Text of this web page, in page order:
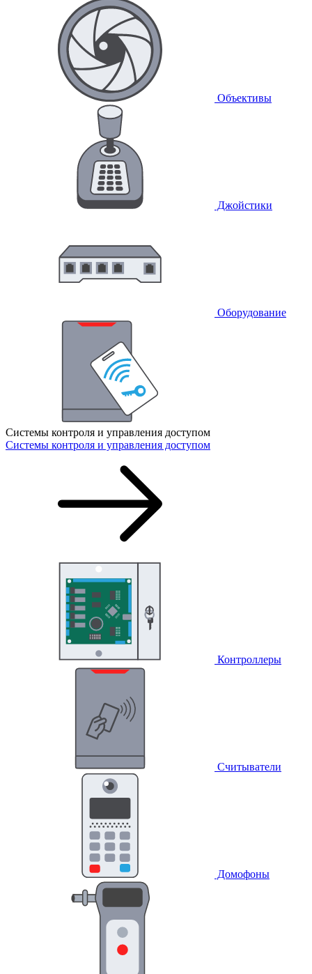
Объективы
Джойстики
Оборудование
Системы контроля и управления доступом
Системы контроля и управления доступом
Контроллеры
Считыватели
Домофоны